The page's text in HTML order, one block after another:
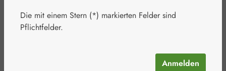
Die mit einem Stern (*) markierten Felder sind
Pflichtfelder.
Anmelden